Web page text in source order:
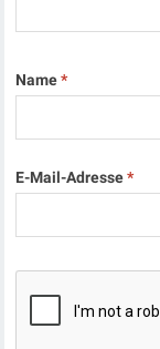
Name*
E-Mail-Adresse*